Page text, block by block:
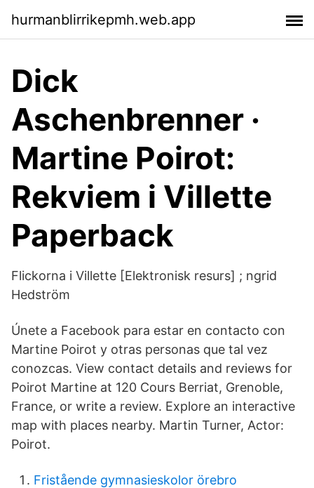
hurmanblirrikepmh.web.app
Dick
Aschenbrenner ·
Martine Poirot:
Rekviem i Villette
Paperback
Flickorna i Villette [Elektronisk resurs] ; ngrid
Hedström
Únete a Facebook para estar en contacto con
Martine Poirot y otras personas que tal vez
conozcas. View contact details and reviews for
Poirot Martine at 120 Cours Berriat, Grenoble,
France, or write a review. Explore an interactive
map with places nearby. Martin Turner, Actor:
Poirot.
Fristående gymnasieskolor örebro